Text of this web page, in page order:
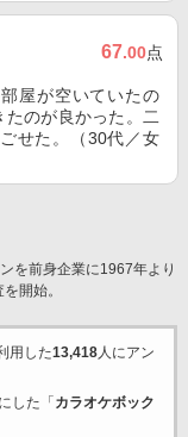
67.00点
屋が空いていたの
のが良かった。二
せた。（30代／女
を前身企業に1967年より
開始。
用した13,418人にアン
した「 カラオケボック